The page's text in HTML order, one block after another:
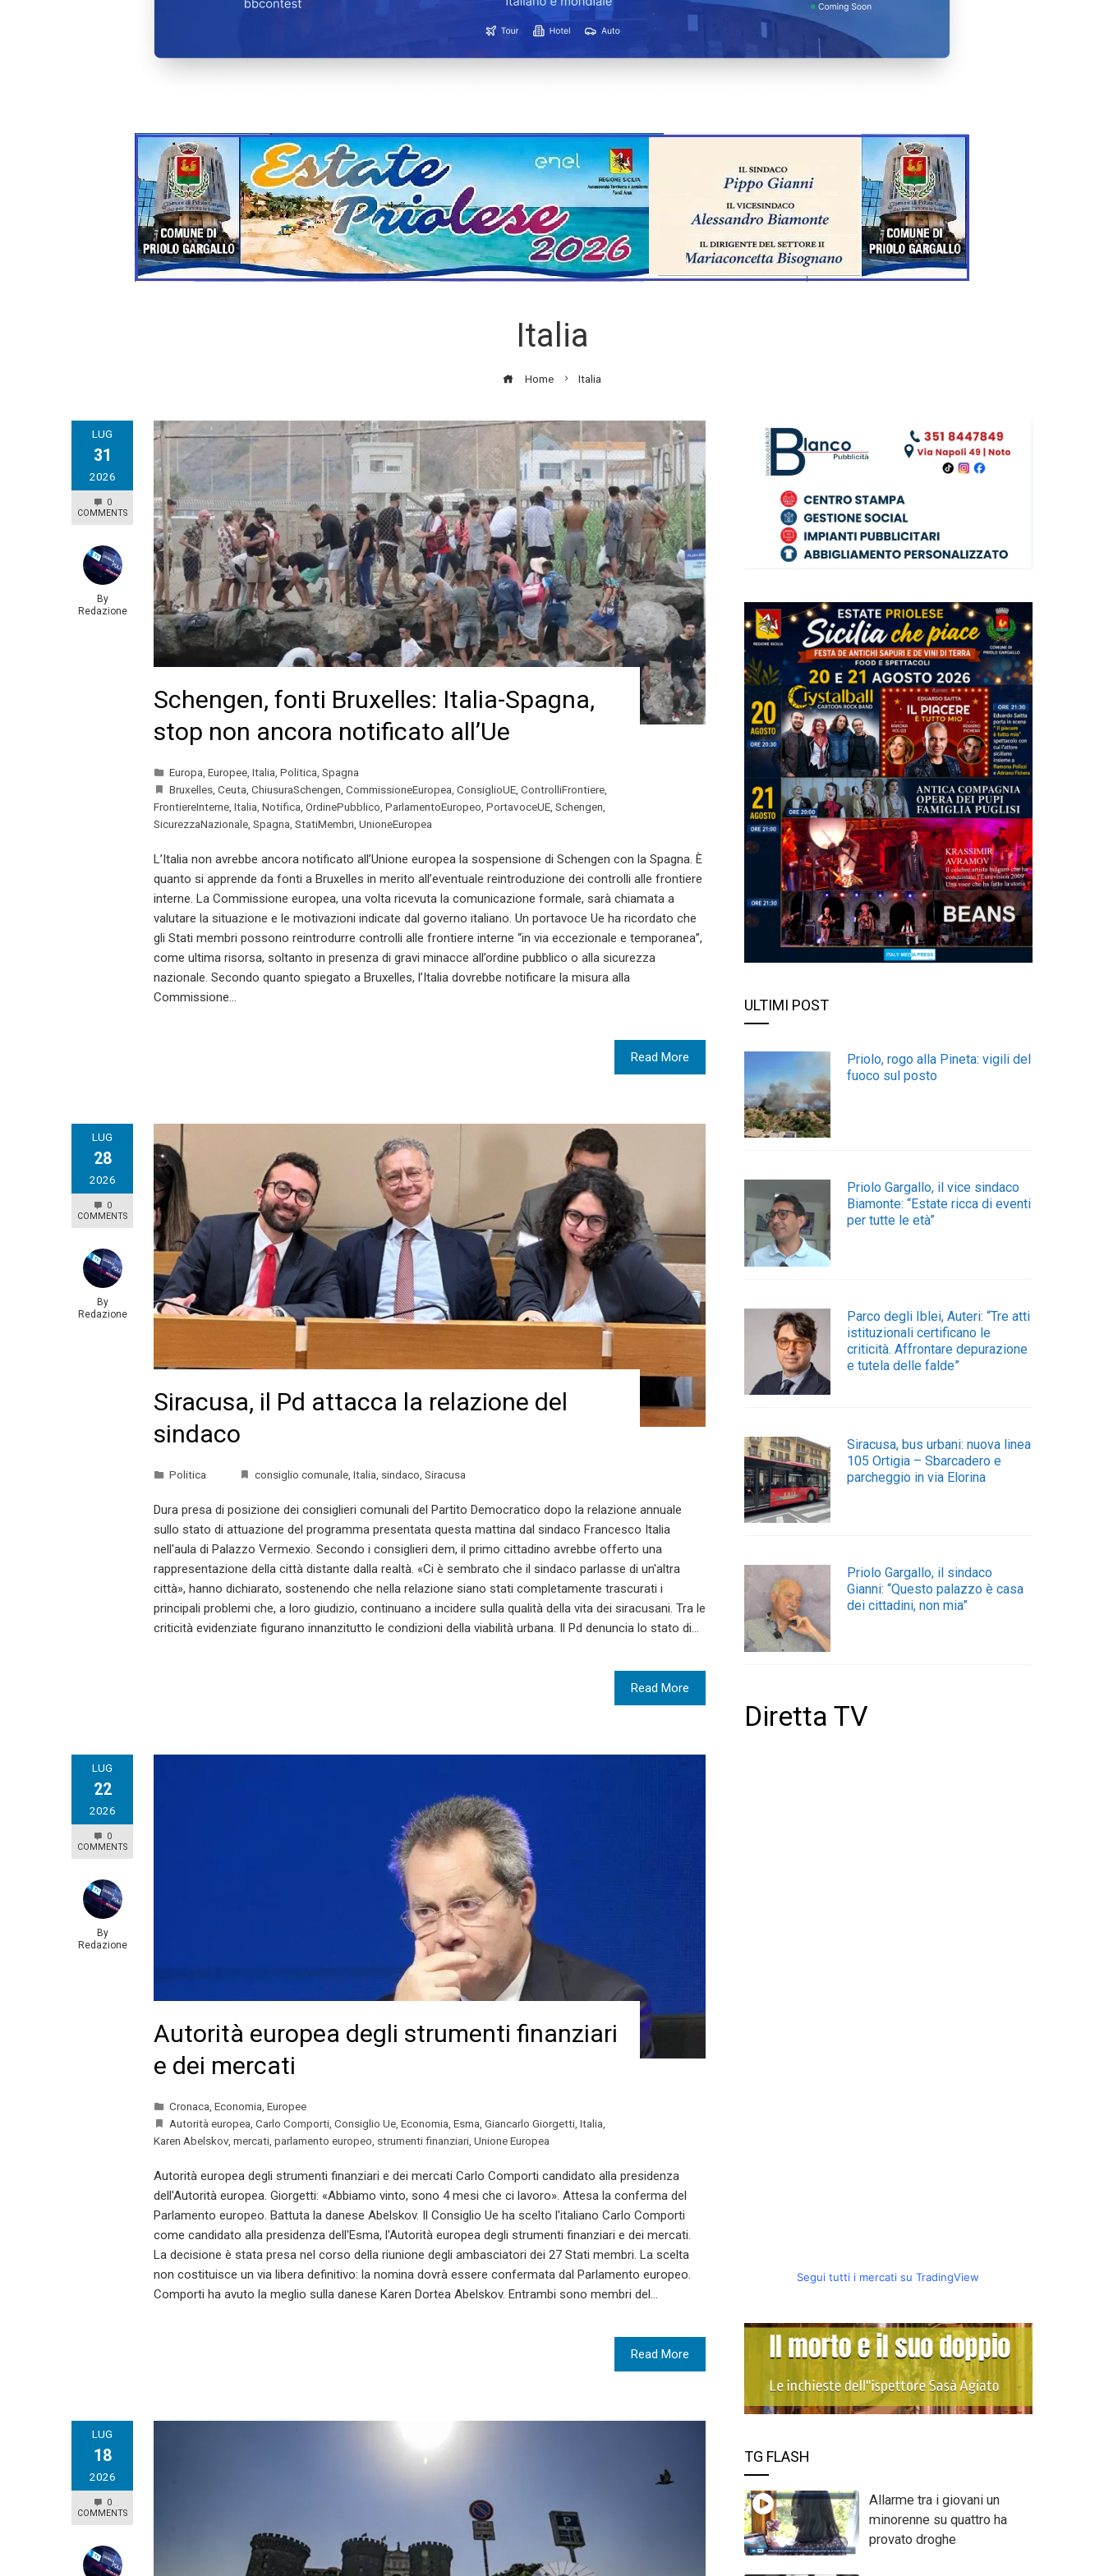
Italia
Home Italia
LUG
31
2026
0
COMMENTS
By
Redazione
Schengen, fonti Bruxelles: Italia-Spagna,
stop non ancora notificato all’Ue
Europa Europee Italia Politica Spagna
Bruxelles Ceuta ChiusuraSchengen CommissioneEuropea ConsiglioUE ControlliFrontiere
FrontiereInterne Italia Notifica OrdinePubblico ParlamentoEuropeo PortavoceUE Schengen
SicurezzaNazionale Spagna StatiMembri UnioneEuropea
L’Italia non avrebbe ancora notificato all’Unione europea la sospensione di Schengen con la Spagna. È
quanto si apprende da fonti a Bruxelles in merito all’eventuale reintroduzione dei controlli alle frontiere
interne. La Commissione europea, una volta ricevuta la comunicazione formale, sarà chiamata a
valutare la situazione e le motivazioni indicate dal governo italiano. Un portavoce Ue ha ricordato che
gli Stati membri possono reintrodurre controlli alle frontiere interne “in via eccezionale e temporanea”,
come ultima risorsa, soltanto in presenza di gravi minacce all’ordine pubblico o alla sicurezza
nazionale. Secondo quanto spiegato a Bruxelles, l’Italia dovrebbe notificare la misura alla
Commissione…
Read More
LUG
28
2026
0
COMMENTS
By
Redazione
Siracusa, il Pd attacca la relazione del
sindaco
Politica consiglio comunale, Italia, sindaco, Siracusa
Dura presa di posizione dei consiglieri comunali del Partito Democratico dopo la relazione annuale
sullo stato di attuazione del programma presentata questa mattina dal sindaco Francesco Italia
nell'aula di Palazzo Vermexio. Secondo i consiglieri dem, il primo cittadino avrebbe offerto una
rappresentazione della città distante dalla realtà. «Ci è sembrato che il sindaco parlasse di un'altra
città», hanno dichiarato, sostenendo che nella relazione siano stati completamente trascurati i
principali problemi che, a loro giudizio, continuano a incidere sulla qualità della vita dei siracusani. Tra le
criticità evidenziate figurano innanzitutto le condizioni della viabilità urbana. Il Pd denuncia lo stato di…
Read More
LUG
22
2026
0
COMMENTS
By
Redazione
Autorità europea degli strumenti finanziari
e dei mercati
Cronaca Economia Europee
Autorità europea Carlo Comporti Consiglio Ue Economia Esma Giancarlo Giorgetti Italia
Karen Abelskov mercati parlamento europeo strumenti finanziari Unione Europea
Autorità europea degli strumenti finanziari e dei mercati Carlo Comporti candidato alla presidenza
dell'Autorità europea. Giorgetti: «Abbiamo vinto, sono 4 mesi che ci lavoro». Attesa la conferma del
Parlamento europeo. Battuta la danese Abelskov. Il Consiglio Ue ha scelto l'italiano Carlo Comporti
come candidato alla presidenza dell'Esma, l'Autorità europea degli strumenti finanziari e dei mercati.
La decisione è stata presa nel corso della riunione degli ambasciatori dei 27 Stati membri. La scelta
non costituisce un via libera definitivo: la nomina dovrà essere confermata dal Parlamento europeo.
Comporti ha avuto la meglio sulla danese Karen Dortea Abelskov. Entrambi sono membri del…
Read More
LUG
18
2026
0
COMMENTS
ULTIMI POST
Priolo, rogo alla Pineta: vigili del
fuoco sul posto
Priolo Gargallo, il vice sindaco
Biamonte: “Estate ricca di eventi
per tutte le età”
Parco degli Iblei, Auteri: “Tre atti
istituzionali certificano le
criticità. Affrontare depurazione
e tutela delle falde”
Siracusa, bus urbani: nuova linea
105 Ortigia – Sbarcadero e
parcheggio in via Elorina
Priolo Gargallo, il sindaco
Gianni: “Questo palazzo è casa
dei cittadini, non mia”
Diretta TV
Segui tutti i mercati su TradingView
TG FLASH
Allarme tra i giovani un
minorenne su quattro ha
provato droghe